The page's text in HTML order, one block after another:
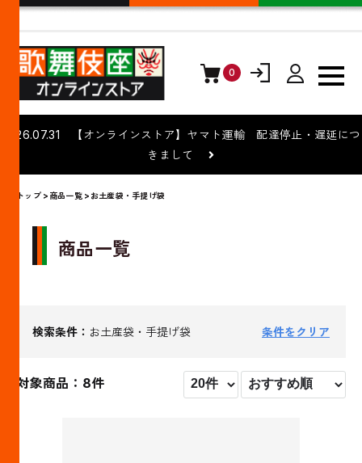
0
ログイン
2026.07.31 【オンラインストア】ヤマト運輸 配達停止・遅延につ
きまして
トップ > 商品一覧 >お土産袋・手提げ袋
商品一覧
検索条件： お土産袋・手提げ袋 条件をクリア
対象商品：8件